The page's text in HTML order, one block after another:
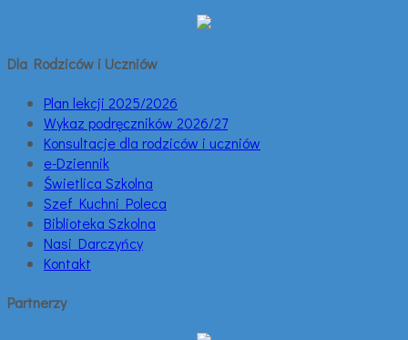
Dla Rodziców i Uczniów
Plan lekcji 2025/2026
Wykaz podręczników 2026/27
Konsultacje dla rodziców i uczniów
e-Dziennik
Świetlica Szkolna
Szef Kuchni Poleca
Biblioteka Szkolna
Nasi Darczyńcy
Kontakt
Partnerzy